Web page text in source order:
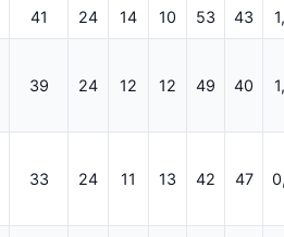
41 24 14 10 53 43
39 24 12 12 49 40
33 24 11 13 42 47